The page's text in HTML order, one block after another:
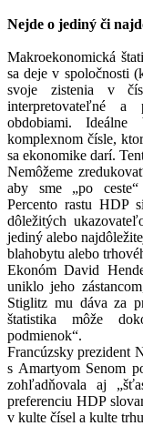
Nejde o jediný či
Makroekonomická
sa deje v spoločnosti
svoje zistenia v
interpretovateľné
obdobiami.
komplexnom čísle,
sa ekonomike darí.
Nemôžeme
aby sme „po
Percento rastu HDP
dôležitých
jediný alebo
blahobytu alebo
Ekonóm David
uniklo jeho
Stiglitz mu dáva za
štatistika môže
podmienok“.
Francúzsky prezident
s Amartyom Senom
zohľadňovala aj
preferenciu HDP
v kulte čísel a kulte